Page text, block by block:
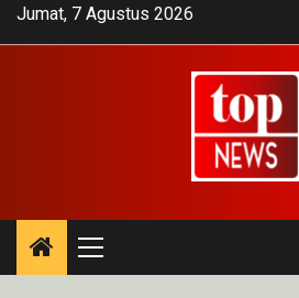
SkipJumat, 7 Agustus 2026
Primary
Menu